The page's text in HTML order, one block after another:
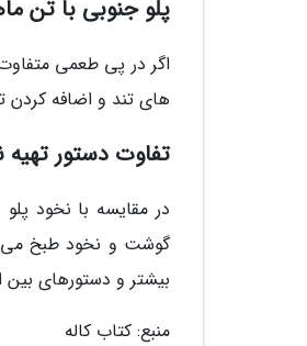
پلو جنوبی با تن
اگر در پی طعمی
های تند و اضافه
تفاوت دستور تهیه
در مقایسه با نخود
گوشت و نخود طبخ می
بیشتر و دستورهای بین
منبع: کتاب کاله